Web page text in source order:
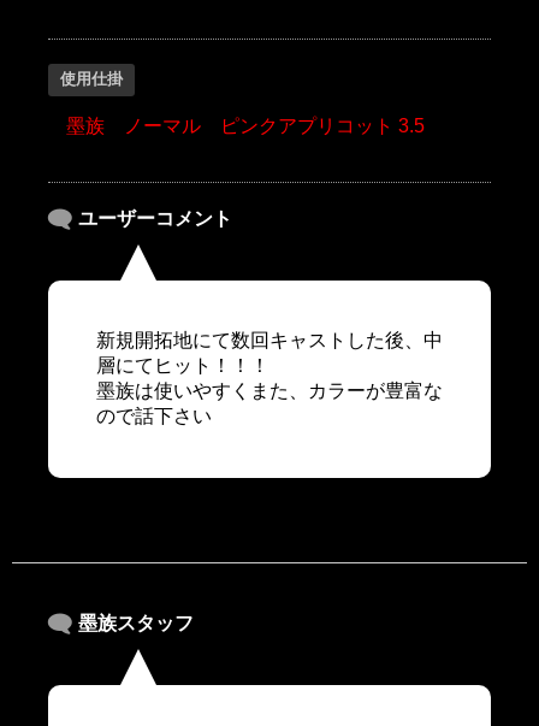
使用仕掛
墨族 ノーマル ピンクアプリコット 3.5
ユーザーコメント
新規開拓地にて数回キャストした後、中
層にてヒット！！！
墨族は使いやすくまた、カラーが豊富な
ので話下さい
墨族スタッフ